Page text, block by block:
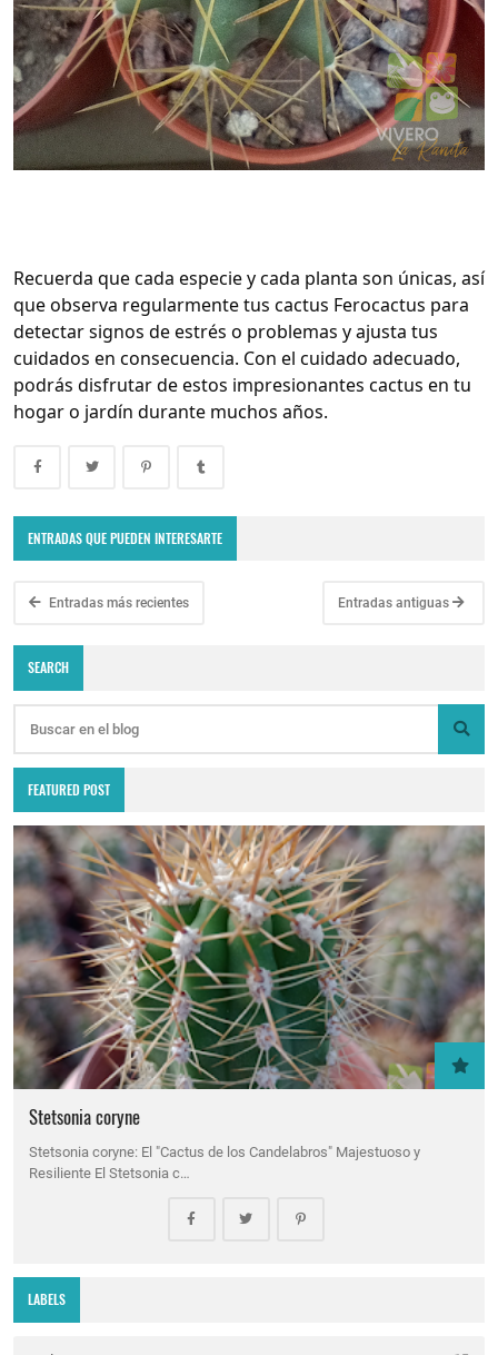
Recuerda que cada especie y cada planta son únicas, así
que observa regularmente tus cactus Ferocactus para
detectar signos de estrés o problemas y ajusta tus
cuidados en consecuencia. Con el cuidado adecuado,
podrás disfrutar de estos impresionantes cactus en tu
hogar o jardín durante muchos años.
ENTRADAS QUE PUEDEN INTERESARTE
Entradas más recientes Entradas antiguas
SEARCH
FEATURED POST
Stetsonia coryne
Stetsonia coryne: El "Cactus de los Candelabros" Majestuoso y
Resiliente El Stetsonia c…
LABELS